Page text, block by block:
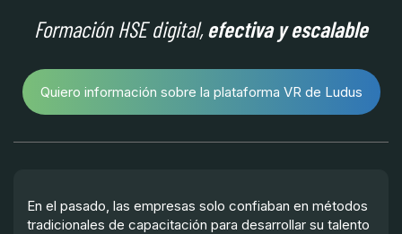
Formación HSE digital,efectiva y escalable
Quiero información sobre la plataforma VR de Ludus
En el pasado, las empresas solo confiaban en métodos
tradicionales de capacitación para desarrollar su talento